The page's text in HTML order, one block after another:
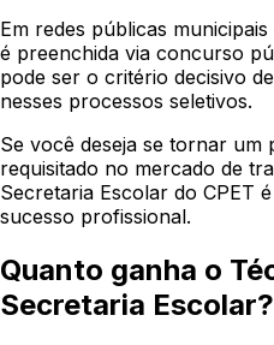
Em redes públicas
é preenchida via concurso
pode ser o critério decisivo
nesses processos seletivos.
Se você deseja se tornar um
requisitado no mercado de
Secretaria Escolar do CPET
sucesso profissional.
Quanto ganha o
Secretaria Escolar?